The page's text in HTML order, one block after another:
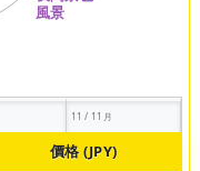
11 / 11月
價格 (JPY)